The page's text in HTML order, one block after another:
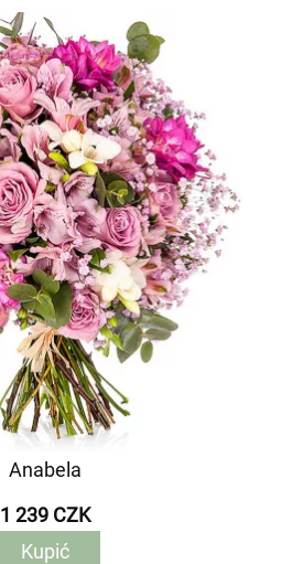
Anabela
1 239 CZK
Kupić